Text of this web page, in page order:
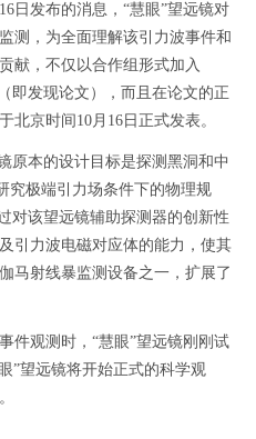
发布的消息，“慧眼”望远镜对
测，为全面理解该引力波事件和
献，不仅以合作组形式加入
即发现论文），而且在论文的正
北京时间10月16日正式发表。
本的设计目标是探测黑洞和中
究极端引力场条件下的物理规
对该望远镜辅助探测器的创新性
引力波电磁对应体的能力，使其
马射线暴监测设备之一，扩展了
观测时，“慧眼”望远镜刚刚试
”望远镜将开始正式的科学观